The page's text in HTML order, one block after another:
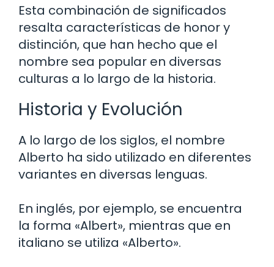
Esta combinación de significados
resalta características de honor y
distinción, que han hecho que el
nombre sea popular en diversas
culturas a lo largo de la historia.
Historia y Evolución
A lo largo de los siglos, el nombre
Alberto ha sido utilizado en diferentes
variantes en diversas lenguas.
En inglés, por ejemplo, se encuentra
la forma «Albert», mientras que en
italiano se utiliza «Alberto».